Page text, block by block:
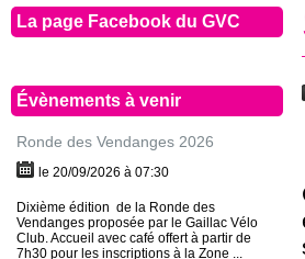
La page Facebook du GVC
Évènements à venir
Ronde des Vendanges 2026
le 20/09/2026 à 07:30
Dixième édition de la Ronde des
Vendanges proposée par le Gaillac Vélo
Club. Accueil avec café offert à partir de
7h30 pour les inscriptions à la Zone ...